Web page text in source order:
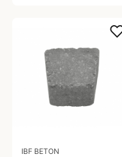
IBF BETON